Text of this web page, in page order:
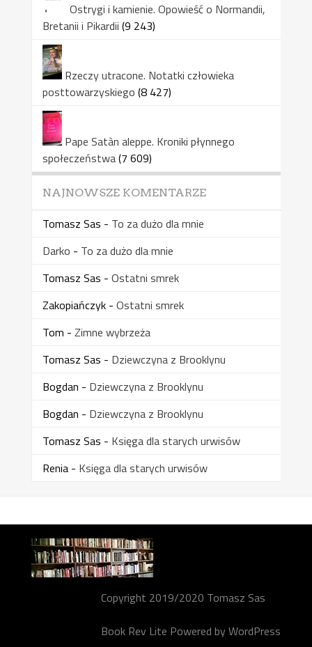
Ostrygi i kamienie. Opowieść o Normandii,
Bretanii i Pikardii (9 243)
Rzeczy utracone. Notatki człowieka
posttowarzyskiego (8 427)
Pape Satàn aleppe. Kroniki płynnego
społeczeństwa(7 609)
NAJNOWSZE KOMENTARZE
Tomasz Sas - To za dużo dla mnie
Darko - To za dużo dla mnie
Tomasz Sas - Ostatni smrek
Zakopiańczyk- Ostatni smrek
Tom - Zimne wybrzeża
Tomasz Sas - Dziewczyna z Brooklynu
Bogdan - Dziewczyna z Brooklynu
Bogdan - Dziewczyna z Brooklynu
Tomasz Sas - Księga dla starych urwisów
Renia- Księga dla starych urwisów
Copyright 2019/2020 Tomasz Sas
Book Rev Lite Powered byWordPress